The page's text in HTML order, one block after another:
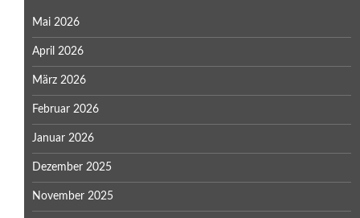
Mai 2026
April 2026
März 2026
Februar 2026
Januar 2026
Dezember 2025
November 2025